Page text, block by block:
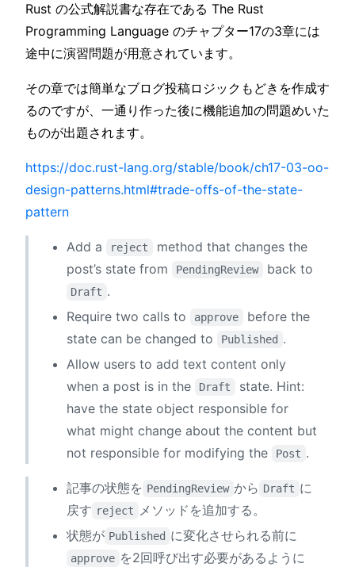
Rust の公式解説書な存在である The Rust
Programming Language のチャプター17の3章には
途中に演習問題が用意されています。
その章では簡単なブログ投稿ロジックもどきを作成す
るのですが、一通り作った後に機能追加の問題めいた
ものが出題されます。
https://doc.rust-lang.org/stable/book/ch17-03-oo-
design-patterns.html#trade-offs-of-the-state-
pattern
Add a reject
method that changes the
post’s state from
PendingReview back to
Draft .
Require two calls to
approve
before the
state can be changed to
Published .
Allow users to add text content only
when a post is in the
Draft
state. Hint:
have the state object responsible for
what might change about the content but
not responsible for modifying the
Post .
記事の状態を PendingReview から Draft に
戻す reject メソッドを追加する。
状態が Published に変化させられる前に
approve を2回呼び出す必要があるように